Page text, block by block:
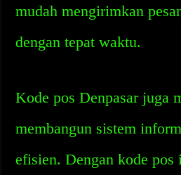
mudah mengirimkan
dengan tepat waktu.
Kode pos Denpasar juga
membangun sistem
efisien. Dengan kode pos